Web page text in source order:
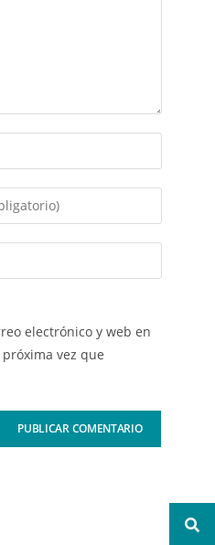
electrónico y web en
vez que